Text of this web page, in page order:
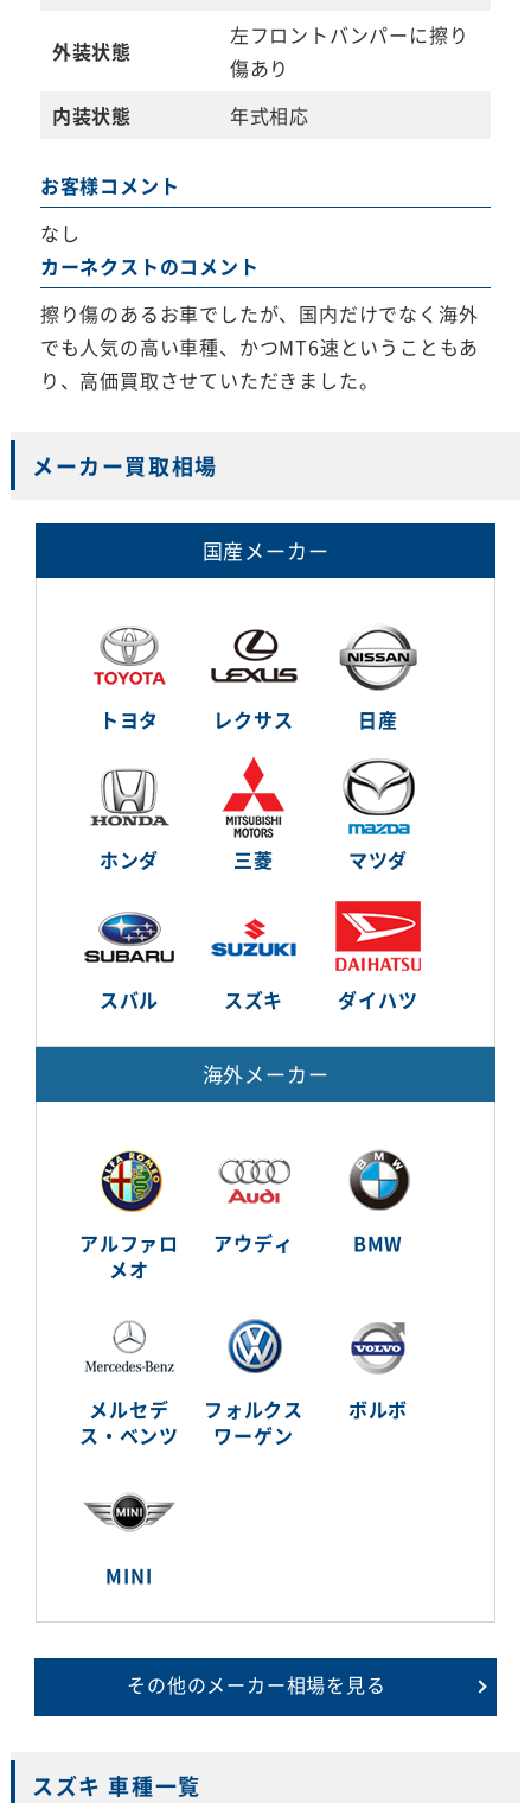
外装状態
左フロントバンパーに擦り
傷あり
内装状態
年式相応
お客様コメント
なし
カーネクストのコメント
擦り傷のあるお車でしたが、国内だけでなく海外
でも人気の高い車種、かつMT6速ということもあ
り、高価買取させていただきました。
メーカー買取相場
国産メーカー
トヨタ レクサス 日産
ホンダ 三菱 マツダ
スバル スズキ ダイハツ
海外メーカー
アルファロ
メオ
アウディ BMW
メルセデ
ス・ベンツ
フォルクス
ワーゲン
ボルボ
MINI
その他のメーカー相場を見る
スズキ 車種一覧